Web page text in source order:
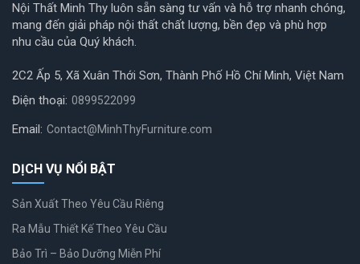
Nội Thất Minh Thy luôn sẵn sàng tư vấn và hỗ trợ nhanh chóng,
mang đến giải pháp nội thất chất lượng, bền đẹp và phù hợp
nhu cầu của Quý khách.
2C2 Ấp 5, Xã Xuân Thới Sơn, Thành Phố Hồ Chí Minh, Việt Nam
Điện thoại: 0899522099
Email: Contact@MinhThyFurniture.com
DỊCH VỤ NỔI BẬT
Sản Xuất Theo Yêu Cầu Riêng
Ra Mẫu Thiết Kế Theo Yêu Cầu
Bảo Trì – Bảo Dưỡng Miễn Phí